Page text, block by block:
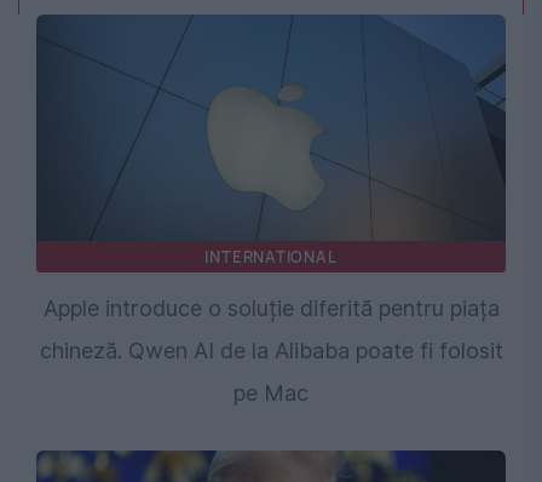
INTERNATIONAL
Apple introduce o soluție diferită pentru piața
chineză. Qwen AI de la Alibaba poate fi folosit
pe Mac